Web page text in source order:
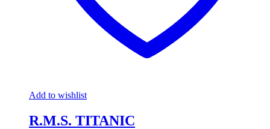
Add to wishlist
R.M.S. TITANIC